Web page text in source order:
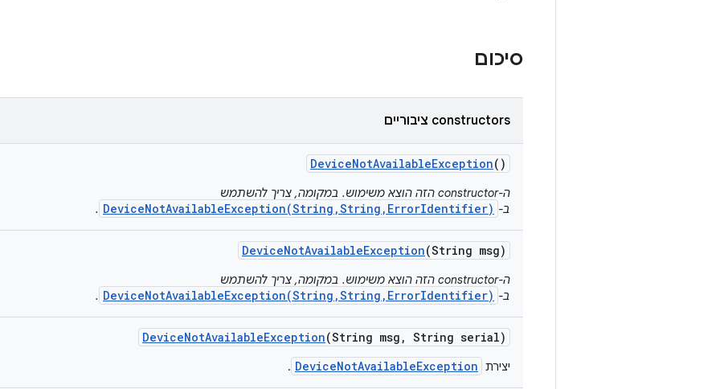
סיכום
‫constructors ציבוריים
DeviceNotAvailableException()
ה-constructor הזה הוצא משימוש. במקומה, צריך להשתמש
ב- DeviceNotAvailableException(String,String,ErrorIdentifier)
.
DeviceNotAvailableException(String msg)
ה-constructor הזה הוצא משימוש. במקומה, צריך להשתמש
ב- DeviceNotAvailableException(String,String,ErrorIdentifier)
.
DeviceNotAvailableException(String msg , String serial)
יצירת DeviceNotAvailableException
.